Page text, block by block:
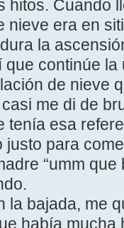
hitos. Cuando
nieve era en
la
continúe
de nieve
me di de
tenía esa
justo para
“umm
la bajada, me
había